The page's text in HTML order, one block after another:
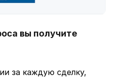
вы получите
за каждую сделку,